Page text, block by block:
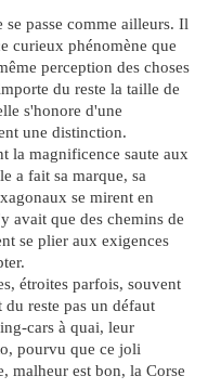
passe comme ailleurs. Il
curieux phénomène que
perception des choses
du reste la taille de
s'honore d'une
une distinction.
la magnificence saute aux
a fait sa marque, sa
se mirent en
avait que des chemins de
se plier aux exigences
étroites parfois, souvent
reste pas un défaut
cars à quai, leur
pourvu que ce joli
malheur est bon, la Corse